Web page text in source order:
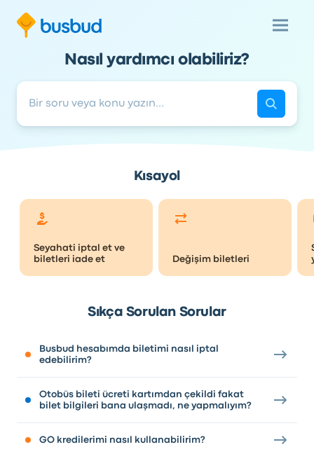
Nasıl yardımcı olabiliriz?
Kısayol
Seyahati iptal et ve
biletleri iade et
Değişim biletleri
Sıkça Sorulan Sorular
Busbud hesabımda biletimi nasıl iptal
edebilirim?
Otobüs bileti ücreti kartımdan çekildi fakat
bilet bilgileri bana ulaşmadı, ne yapmalıyım?
GO kredilerimi nasıl kullanabilirim?